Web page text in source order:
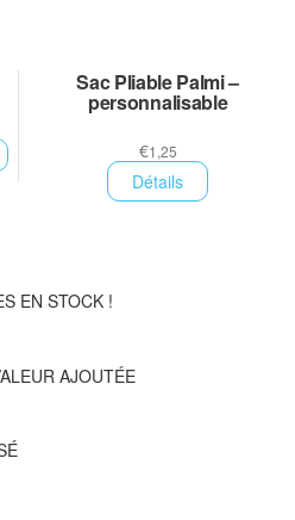
Sac Pliable Palmi –
personnalisable
€1,25
Détails